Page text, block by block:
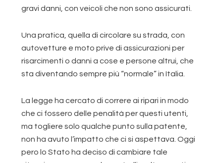
gravi danni, con veicoli che non sono assicurati.
Una pratica, quella di circolare su strada, con
autovetture e moto prive di assicurazioni per
risarcimenti o danni a cose e persone altrui, che
sta diventando sempre più “normale” in Italia.
La legge ha cercato di correre ai ripari in modo
che ci fossero delle penalità per questi utenti,
ma togliere solo qualche punto sulla patente,
non ha avuto l’impatto che ci si aspettava. Oggi
pero lo Stato ha deciso di cambiare tale